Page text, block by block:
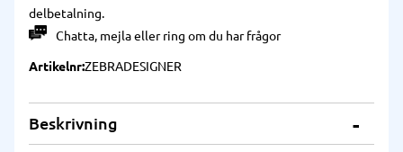
delbetalning.
Chatta, mejlaellerring om du har frågor
ArtikelnrZEBRADESIGNER
Beskrivning